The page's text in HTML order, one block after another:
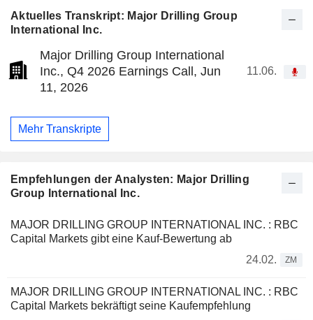
Aktuelles Transkript: Major Drilling Group
International Inc.
Major Drilling Group International
Inc., Q4 2026 Earnings Call, Jun
11, 2026
11.06.
Mehr Transkripte
Empfehlungen der Analysten: Major Drilling
Group International Inc.
MAJOR DRILLING GROUP INTERNATIONAL INC. : RBC
Capital Markets gibt eine Kauf-Bewertung ab
24.02.
ZM
MAJOR DRILLING GROUP INTERNATIONAL INC. : RBC
Capital Markets bekräftigt seine Kaufempfehlung